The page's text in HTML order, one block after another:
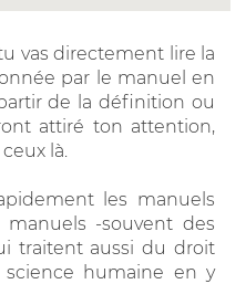
vas directement lire la
par le manuel en
de la définition ou
attiré ton attention,
là.
les manuels
-souvent des
traitent aussi du droit
humaine en y